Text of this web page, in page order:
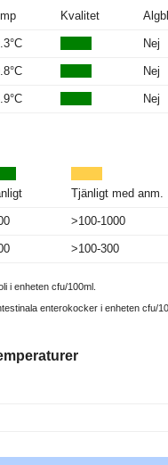
Kvalitet
Nej
Nej
Nej
Tjänligt med anm.
>100-1000
>100-300
i enheten cfu/100ml.
enterokocker i enheten cfu/